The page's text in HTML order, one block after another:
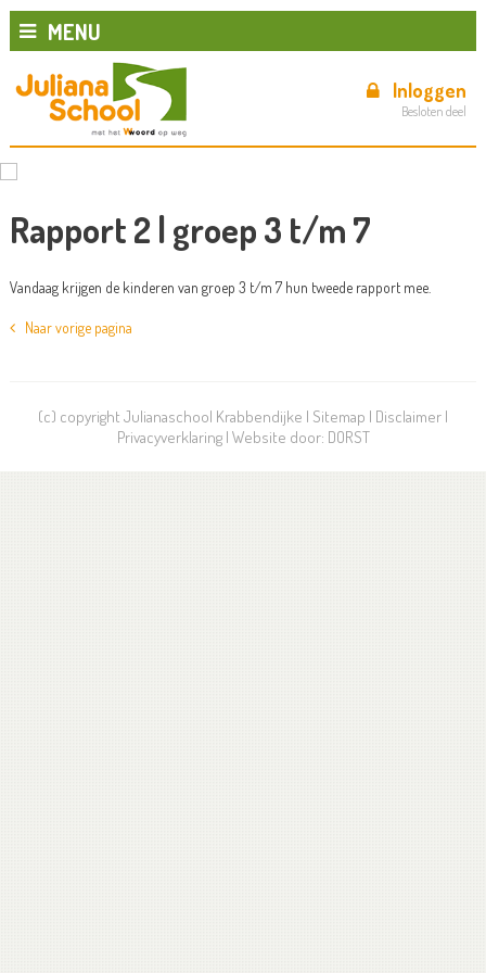
MENU
Inloggen
Besloten deel
Rapport 2 | groep 3 t/m 7
Vandaag krijgen de kinderen van groep 3 t/m 7 hun tweede rapport mee.
Naar vorige pagina
(c) copyright Julianaschool Krabbendijke | Sitemap | Disclaimer |
Privacyverklaring| Website door: DORST